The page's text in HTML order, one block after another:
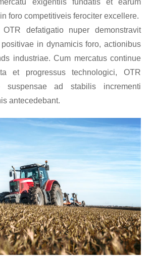
exigentiis fundatis et earum
foro competitiveis ferociter excellere.
defatigatio nuper demonstravit
in dynamicis foro, actionibus
industriae. Cum mercatus continue
et progressus technologici, OTR
suspensae ad stabilis incrementi
antecedebant.